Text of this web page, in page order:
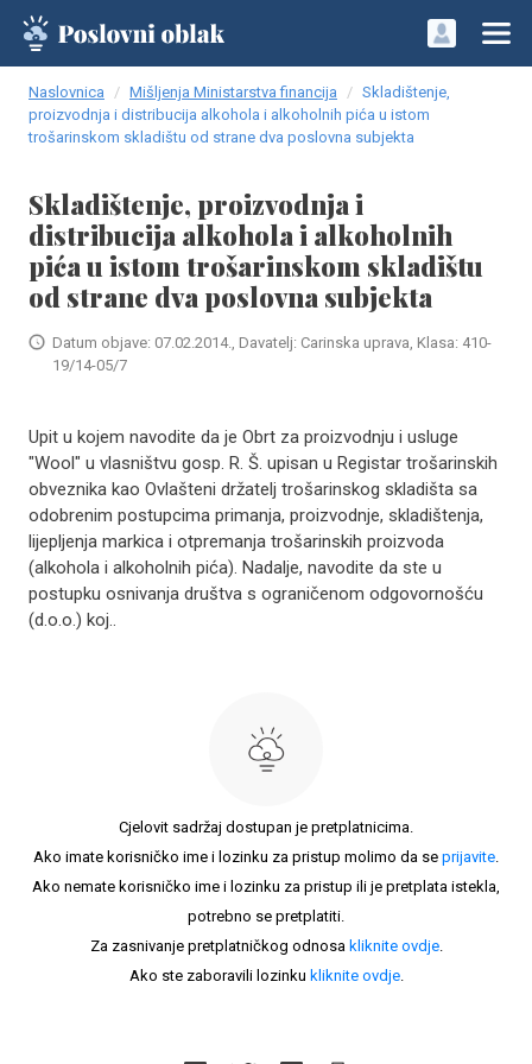
Naslovnica Mišljenja Ministarstva financija
Skladištenje,
proizvodnja i distribucija alkohola i alkoholnih pića u istom
trošarinskom skladištu od strane dva poslovna subjekta
Skladištenje, proizvodnja i
distribucija alkohola i alkoholnih
pića u istom trošarinskom skladištu
od strane dva poslovna subjekta
Datum objave: 07.02.2014., Davatelj: Carinska uprava, Klasa: 410-
19/14-05/7
Upit u kojem navodite da je Obrt za proizvodnju i usluge
"Wool" u vlasništvu gosp. R. Š. upisan u Registar trošarinskih
obveznika kao Ovlašteni držatelj trošarinskog skladišta sa
odobrenim postupcima primanja, proizvodnje, skladištenja,
lijepljenja markica i otpremanja trošarinskih proizvoda
(alkohola i alkoholnih pića). Nadalje, navodite da ste u
postupku osnivanja društva s ograničenom odgovornošću
(d.o.o.) koj..
Cjelovit sadržaj dostupan je pretplatnicima.
Ako imate korisničko ime i lozinku za pristup molimo da se prijavite.
Ako nemate korisničko ime i lozinku za pristup ili je pretplata istekla,
potrebno se pretplatiti.
Za zasnivanje pretplatničkog odnosa kliknite ovdje.
Ako ste zaboravili lozinku kliknite ovdje.